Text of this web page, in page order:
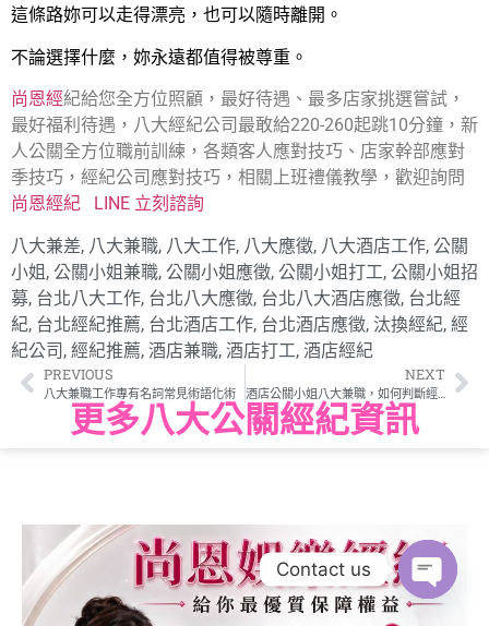
這條路妳可以走得漂亮，也可以隨時離開。
不論選擇什麼，妳永遠都值得被尊重。
尚恩經紀給您全方位照顧，最好待遇、最多店家挑選嘗試，
最好福利待遇，八大經紀公司最敢給220-260起跳10分鐘，新
人公關全方位職前訓練，各類客人應對技巧、店家幹部應對
季技巧，經紀公司應對技巧，相關上班禮儀教學，歡迎詢問
尚恩經紀
LINE 立刻諮詢
八大兼差, 八大兼職, 八大工作, 八大應徵, 八大酒店工作, 公關
小姐 , 公關小姐兼職, 公關小姐應徵, 公關小姐打工, 公關小姐招
募, 台北八大工作, 台北八大應徵, 台北八大酒店應徵, 台北經
紀, 台北經紀推薦, 台北酒店工作, 台北酒店應徵, 汰換經紀, 經
紀公司 , 經紀推薦, 酒店兼職, 酒店打工, 酒店經紀
PREVIOUS
八大兼職工作專有名詞常見術語化術
NEXT
酒店公關小姐八大兼職，如何判斷經紀公司團隊好壞
更多八大公關經紀資訊
Contact us
Open